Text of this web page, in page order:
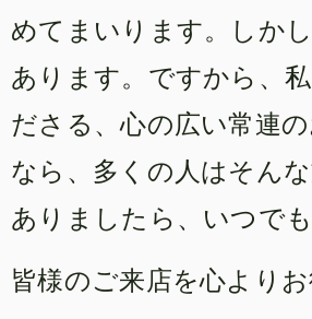
めてまいります。しか
あります。ですから、
ださる、心の広い常連
なら、多くの人はそん
ありましたら、いつで
皆様のご来店を心より